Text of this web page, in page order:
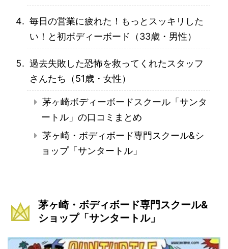
毎日の営業に疲れた！もっとスッキリした
い！と初ボディーボード（33歳・男性）
過去失敗した恐怖を救ってくれたスタッフ
さんたち（51歳・女性）
茅ヶ崎ボディーボードスクール「サンタ
ートル」の口コミまとめ
茅ヶ崎・ボディボード専門スクール&シ
ョップ「サンタートル」
茅ヶ崎・ボディボード専門スクール&
ショップ「サンタートル」